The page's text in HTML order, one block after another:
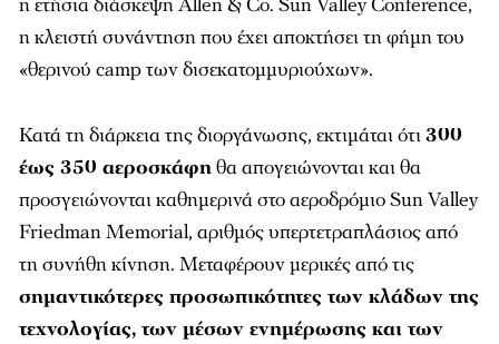
η ετήσια διάσκεψη Allen & Co. Sun Valley Conference,
η κλειστή συνάντηση που έχει αποκτήσει τη φήμη του
«θερινού camp των δισεκατομμυριούχων».
Κατά τη διάρκεια της διοργάνωσης, εκτιμάται ότι300
έως 350 αεροσκάφηθα απογειώνονται και θα
προσγειώνονται καθημερινά στο αεροδρόμιο Sun Valley
Friedman Memorial, αριθμός υπερτετραπλάσιος από
τη συνήθη κίνηση. Μεταφέρουν μερικές από τις
σημαντικότερες προσωπικότητες των κλάδων της
τεχνολογίας, των μέσων ενημέρωσης και των